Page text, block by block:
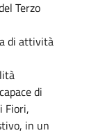
Terzo
di attività
di
Fiori,
in un